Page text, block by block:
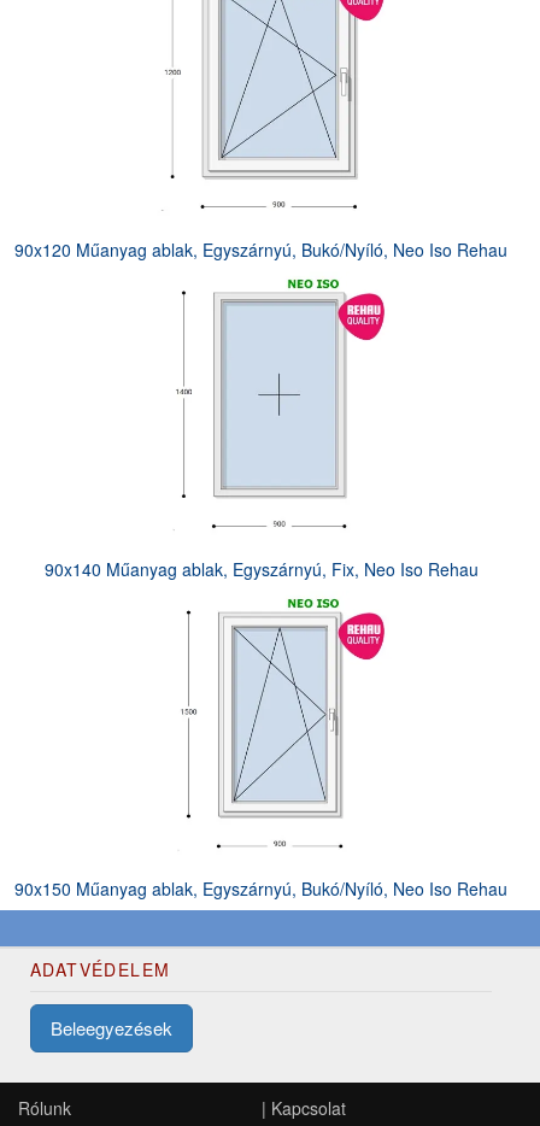
90x120 Műanyag ablak, Egyszárnyú, Bukó/Nyíló, Neo Iso Rehau
90x140 Műanyag ablak, Egyszárnyú, Fix, Neo Iso Rehau
90x150 Műanyag ablak, Egyszárnyú, Bukó/Nyíló, Neo Iso Rehau
ADATVÉDELEM
Beleegyezések
Rólunk | Kapcsolat